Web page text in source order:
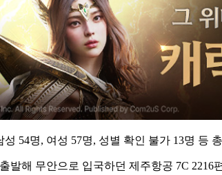
54명, 여성 57명, 성별 확인 불가 13명 등
발해 무안으로 입국하던 제주항공 7C 2216